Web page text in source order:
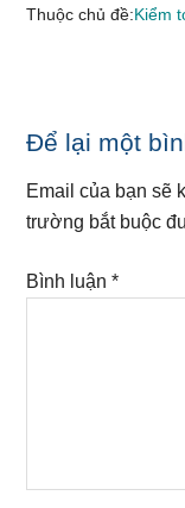
Thuộc chủ đề:Kiểm
Reader
Interactions
Để lại một
Email của bạn sẽ
trường bắt buộc
Bình luận*